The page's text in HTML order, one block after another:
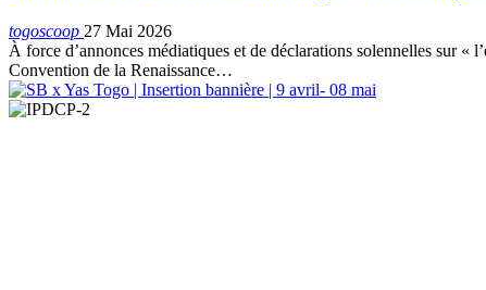
togoscoop 27 Mai 2026
À force d’annonces médiatiques et de déclarations solennelles sur
Convention de la Renaissance…